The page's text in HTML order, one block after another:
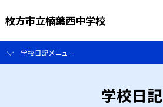
枚方市立楠葉西中学校
学校日記メニュー
学校日記